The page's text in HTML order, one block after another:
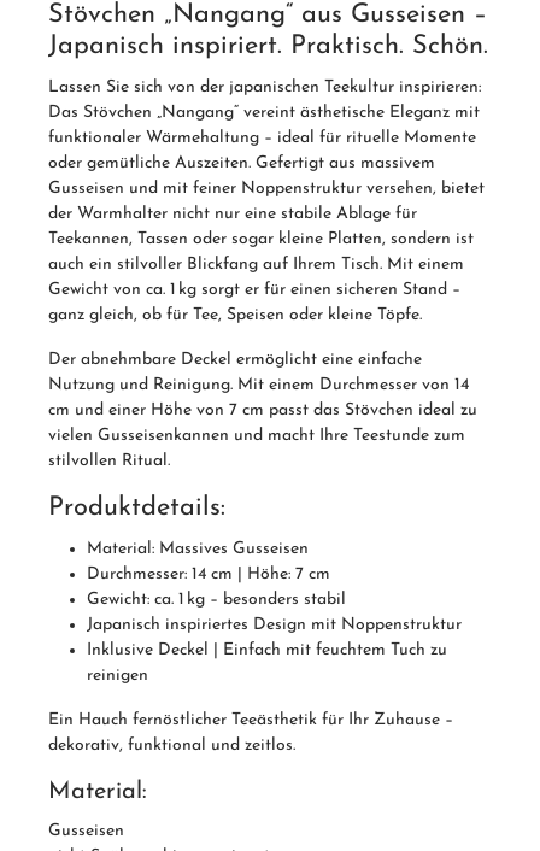
Stövchen „Nangang“ aus Gusseisen –
Japanisch inspiriert. Praktisch. Schön.
Lassen Sie sich von der japanischen Teekultur inspirieren:
Das Stövchen „Nangang“ vereint ästhetische Eleganz mit
funktionaler Wärmehaltung – ideal für rituelle Momente
oder gemütliche Auszeiten. Gefertigt aus massivem
Gusseisen und mit feiner Noppenstruktur versehen, bietet
der Warmhalter nicht nur eine stabile Ablage für
Teekannen, Tassen oder sogar kleine Platten, sondern ist
auch ein stilvoller Blickfang auf Ihrem Tisch. Mit einem
Gewicht von ca. 1 kg sorgt er für einen sicheren Stand –
ganz gleich, ob für Tee, Speisen oder kleine Töpfe.
Der abnehmbare Deckel ermöglicht eine einfache
Nutzung und Reinigung. Mit einem Durchmesser von 14
cm und einer Höhe von 7 cm passt das Stövchen ideal zu
vielen Gusseisenkannen und macht Ihre Teestunde zum
stilvollen Ritual.
Produktdetails:
Material: Massives Gusseisen
Durchmesser: 14 cm | Höhe: 7 cm
Gewicht: ca. 1 kg – besonders stabil
Japanisch inspiriertes Design mit Noppenstruktur
Inklusive Deckel | Einfach mit feuchtem Tuch zu
reinigen
Ein Hauch fernöstlicher Teeästhetik für Ihr Zuhause –
dekorativ, funktional und zeitlos.
Material:
Gusseisen